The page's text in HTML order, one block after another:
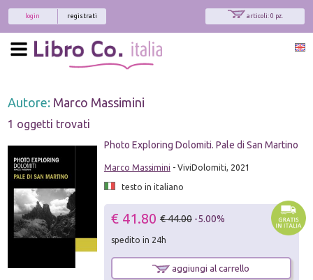
articoli: 0 pz.
registrati
login
Autore: Marco Massimini
1 oggetti trovati
Photo Exploring Dolomiti. Pale di San Martino
Marco Massimini - ViviDolomiti, 2021
testo in italiano
€ 41.80 € 44.00 -5.00%
spedito in 24h
aggiungi al carrello